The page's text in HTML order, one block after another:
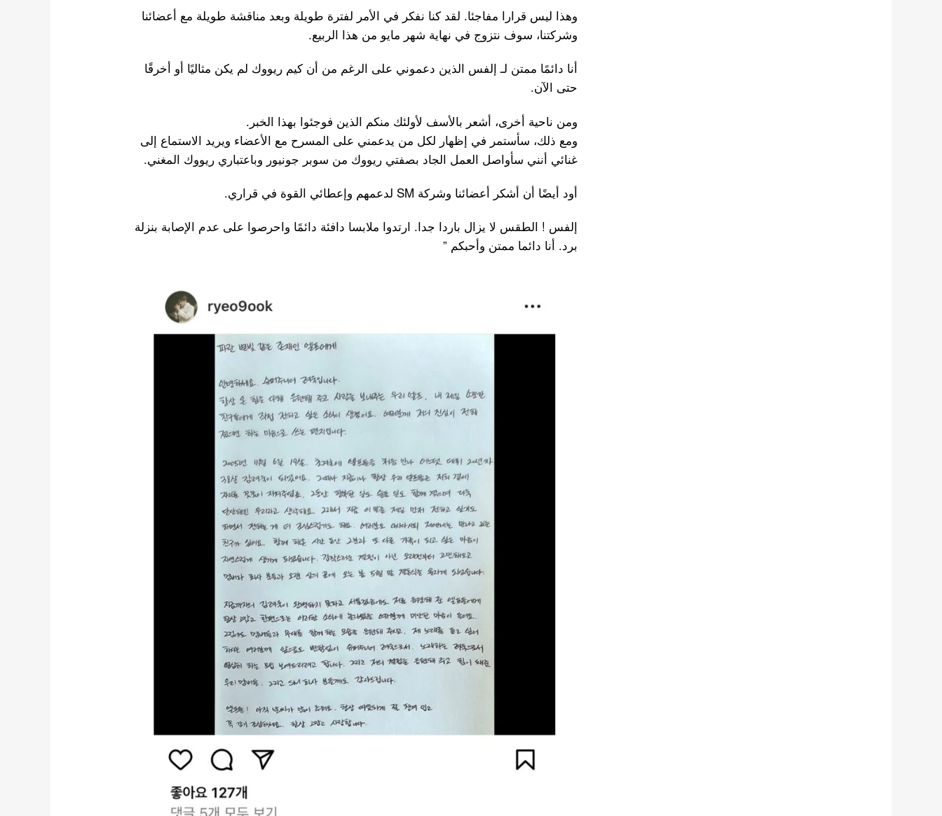
وهذا ليس قرارا مفاجئا. لقد كنا نفكر في الأمر لفترة طويلة وبعد مناقشة طويلة مع أعضائنا
وشركتنا، سوف نتزوج في نهاية شهر مايو من هذا الربيع.
أنا دائمًا ممتن لـ إلفس الذين دعموني على الرغم من أن كيم ريووك لم يكن مثاليًا أو أخرقًا
حتى الآن.
ومن ناحية أخرى، أشعر بالأسف لأولئك منكم الذين فوجئوا بهذا الخبر.
ومع ذلك، سأستمر في إظهار لكل من يدعمني على المسرح مع الأعضاء ويريد الاستماع إلى
غنائي أنني سأواصل العمل الجاد بصفتي ريووك من سوبر جونيور وباعتباري ريووك المغني.
أود أيضًا أن أشكر أعضائنا وشركة SM لدعمهم وإعطائي القوة في قراري.
إلفس ! الطقس لا يزال باردا جدا. ارتدوا ملابسا دافئة دائمًا واحرصوا على عدم الإصابة بنزلة
برد. أنا دائما ممتن وأحبكم ”